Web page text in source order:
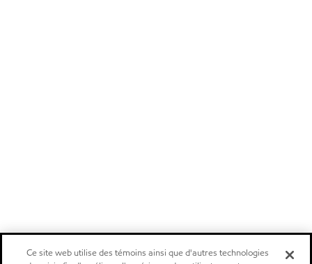
Ce site web utilise des témoins ainsi que d'autres technologies